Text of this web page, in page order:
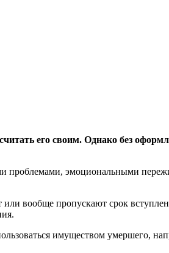
его своим. Однако без
проблемами, эмоциональными
вообще пропускают срок
имуществом умершего,